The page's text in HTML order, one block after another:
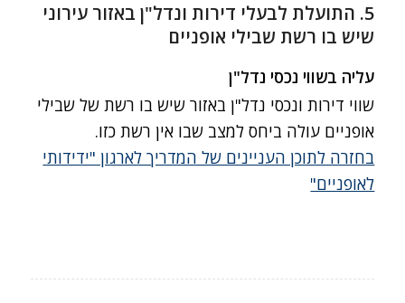
5. התועלת לבעלי דירות ונדל"ן באזור עירוני
שיש בו רשת שבילי אופניים
עליה בשווי נכסי נדל"ן
שווי דירות ונכסי נדל"ן באזור שיש בו רשת של שבילי
אופניים עולה ביחס למצב שבו אין רשת כזו.
בחזרה לתוכן העניינים של המדריך לארגון "ידידותי
לאופניים"